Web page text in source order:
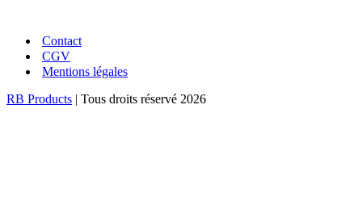
Contact
CGV
Mentions légales
RB Products | Tous droits réservé 2026